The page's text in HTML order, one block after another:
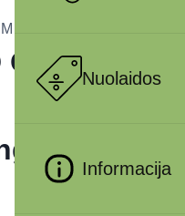
Nuolaidos
Informacija
–
ADULT